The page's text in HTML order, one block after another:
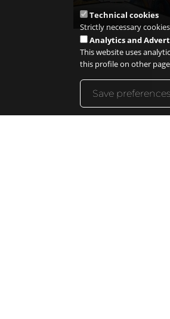
Technical cookies
Strictly necessary
Analytics and
This website uses
this profile on other
Save preferences